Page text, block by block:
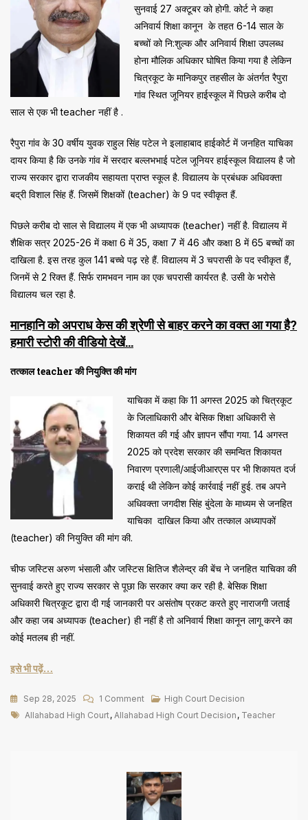
सुनवाई 27 अक्टूबर को होगी. कोर्ट ने कहा
अनिवार्य शिक्षा कानून के तहत 6-14 साल के
बच्चों को नि:शुल्क और अनिवार्य शिक्षा उपलब्ध
होना मौलिक अधिकार घोषित किया गया है लेकिन
चित्रकूट के मानिकपुर तहसील के अंतर्गत रैपुरा
गांव स्थित जूनियर हाईस्कूल में पिछले करीब दो
साल से एक भी teacher नहीं है .
रैपुरा गांव के 30 वर्षीय युवक राहुल सिंह पटेल ने इलाहाबाद हाईकोर्ट में जनहित याचिका
दायर किया है कि उनके गांव में सरदार बल्लभभाई पटेल जूनियर हाईस्कूल विद्यालय है जो
राज्य सरकार द्वारा राजकीय सहायता प्राप्त स्कूल है. विद्यालय के प्रबंधक अधिवक्ता
बद्री विशाल सिंह हैं. जिसमें शिक्षकों (teacher) के 9 पद स्वीकृत हैं.
पिछले करीब दो साल से विद्यालय में एक भी अध्यापक (teacher) नहीं है. विद्यालय में
शैक्षिक सत्र 2025-26 में कक्षा 6 में 35, कक्षा 7 में 46 और कक्षा 8 में 65 बच्चों का
दाखिला है. इस तरह कुल 141 बच्चे पढ़ रहे हैं. विद्यालय में 3 चपरासी के पद स्वीकृत हैं,
जिनमें से 2 रिक्त हैं. सिर्फ रामभवन नाम का एक चपरासी कार्यरत है. उसी के भरोसे
विद्यालय चल रहा है.
मानहानि को अपराध केस की श्रेणी से बाहर करने का वक्त आ गया है?
हमारी स्टोरी की वीडियो देखें…
तत्काल teacher की नियुक्ति की मांग
याचिका में कहा कि 11 अगस्त 2025 को चित्रकूट
के जिलाधिकारी और बेसिक शिक्षा अधिकारी से
शिकायत की गई और ज्ञापन सौंपा गया. 14 अगस्त
2025 को प्रदेश सरकार की समन्वित शिकायत
निवारण प्रणाली/आईजीआरएस पर भी शिकायत दर्ज
कराई थी लेकिन कोई कार्रवाई नहीं हुई. तब अपने
अधिवक्ता जगदीश सिंह बुंदेला के माध्यम से जनहित
याचिका दाखिल किया और तत्काल अध्यापकों
(teacher) की नियुक्ति की मांग की.
चीफ जस्टिस अरुण भंसाली और जस्टिस क्षितिज शैलेन्द्र की बेंच ने जनहित याचिका की
सुनवाई करते हुए राज्य सरकार से पूछा कि सरकार क्या कर रही है. बेसिक शिक्षा
अधिकारी चित्रकूट द्वारा दी गई जानकारी पर असंतोष प्रकट करते हुए नाराजगी जताई
और कहा जब अध्यापक (teacher) ही नहीं है तो अनिवार्य शिक्षा कानून लागू करने का
कोई मतलब ही नहीं.
इसे भी पढ़ें…
Sep 28, 2025 1 CommentOn
चित्रकूट
रैपुरा
में
2
High Court Decision
Tags
Allahabad High Court, Allahabad High Court Decision , Teacher